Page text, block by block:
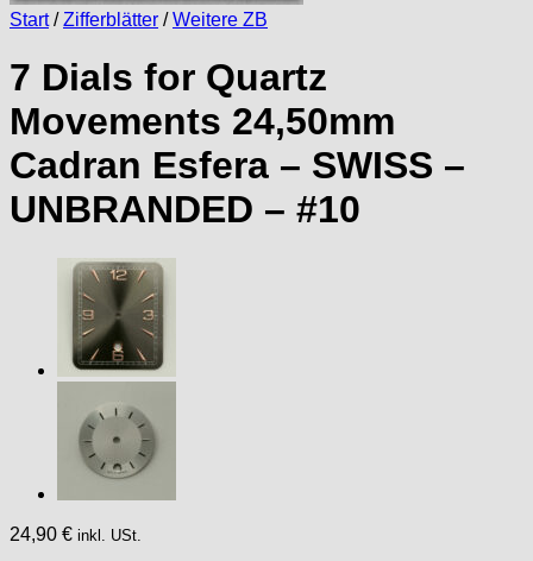
Start / Zifferblätter / Weitere ZB
7 Dials for Quartz
Movements 24,50mm
Cadran Esfera – SWISS –
UNBRANDED – #10
24,90 € inkl. USt.